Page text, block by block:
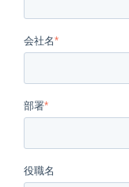
会社名*
部署*
役職名